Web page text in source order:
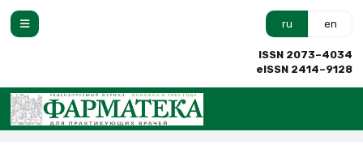
ru en
ISSN 2073–4034
eISSN 2414–9128